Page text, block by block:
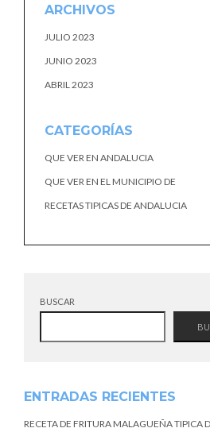
ARCHIVOS
JULIO 2023
JUNIO 2023
ABRIL 2023
CATEGORÍAS
QUE VER EN ANDALUCIA
QUE VER EN EL MUNICIPIO DE
RECETAS TIPICAS DE ANDALUCIA
BUSCAR
ENTRADAS RECIENTES
RECETA DE FRITURA MALAGUEÑA TIPICA